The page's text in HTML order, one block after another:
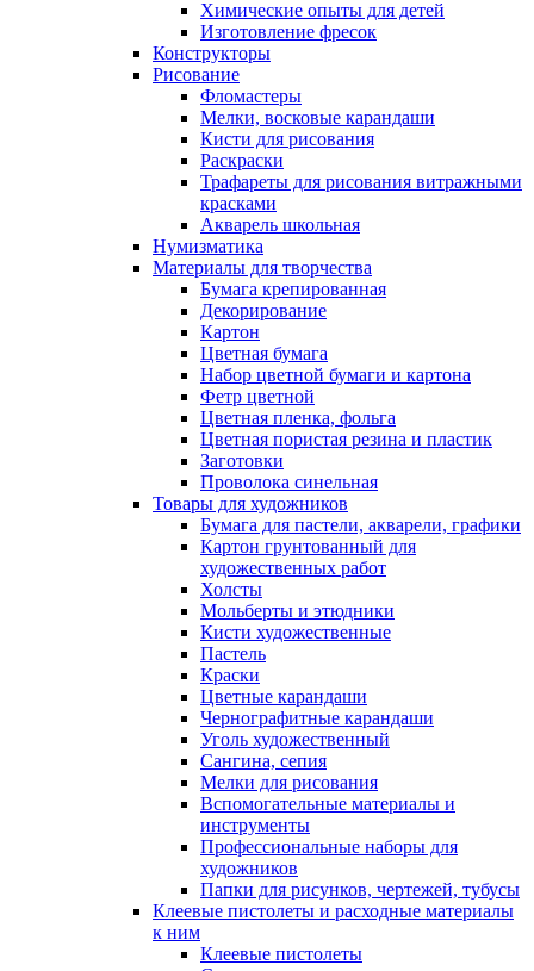
Химические опыты для детей
Изготовление фресок
Конструкторы
Рисование
Фломастеры
Мелки, восковые карандаши
Кисти для рисования
Раскраски
Трафареты для рисования витражными
красками
Акварель школьная
Нумизматика
Материалы для творчества
Бумага крепированная
Декорирование
Картон
Цветная бумага
Набор цветной бумаги и картона
Фетр цветной
Цветная пленка, фольга
Цветная пористая резина и пластик
Заготовки
Проволока синельная
Товары для художников
Бумага для пастели, акварели, графики
Картон грунтованный для
художественных работ
Холсты
Мольберты и этюдники
Кисти художественные
Пастель
Краски
Цветные карандаши
Чернографитные карандаши
Уголь художественный
Сангина, сепия
Мелки для рисования
Вспомогательные материалы и
инструменты
Профессиональные наборы для
художников
Папки для рисунков, чертежей, тубусы
Клеевые пистолеты и расходные материалы
к ним
Клеевые пистолеты